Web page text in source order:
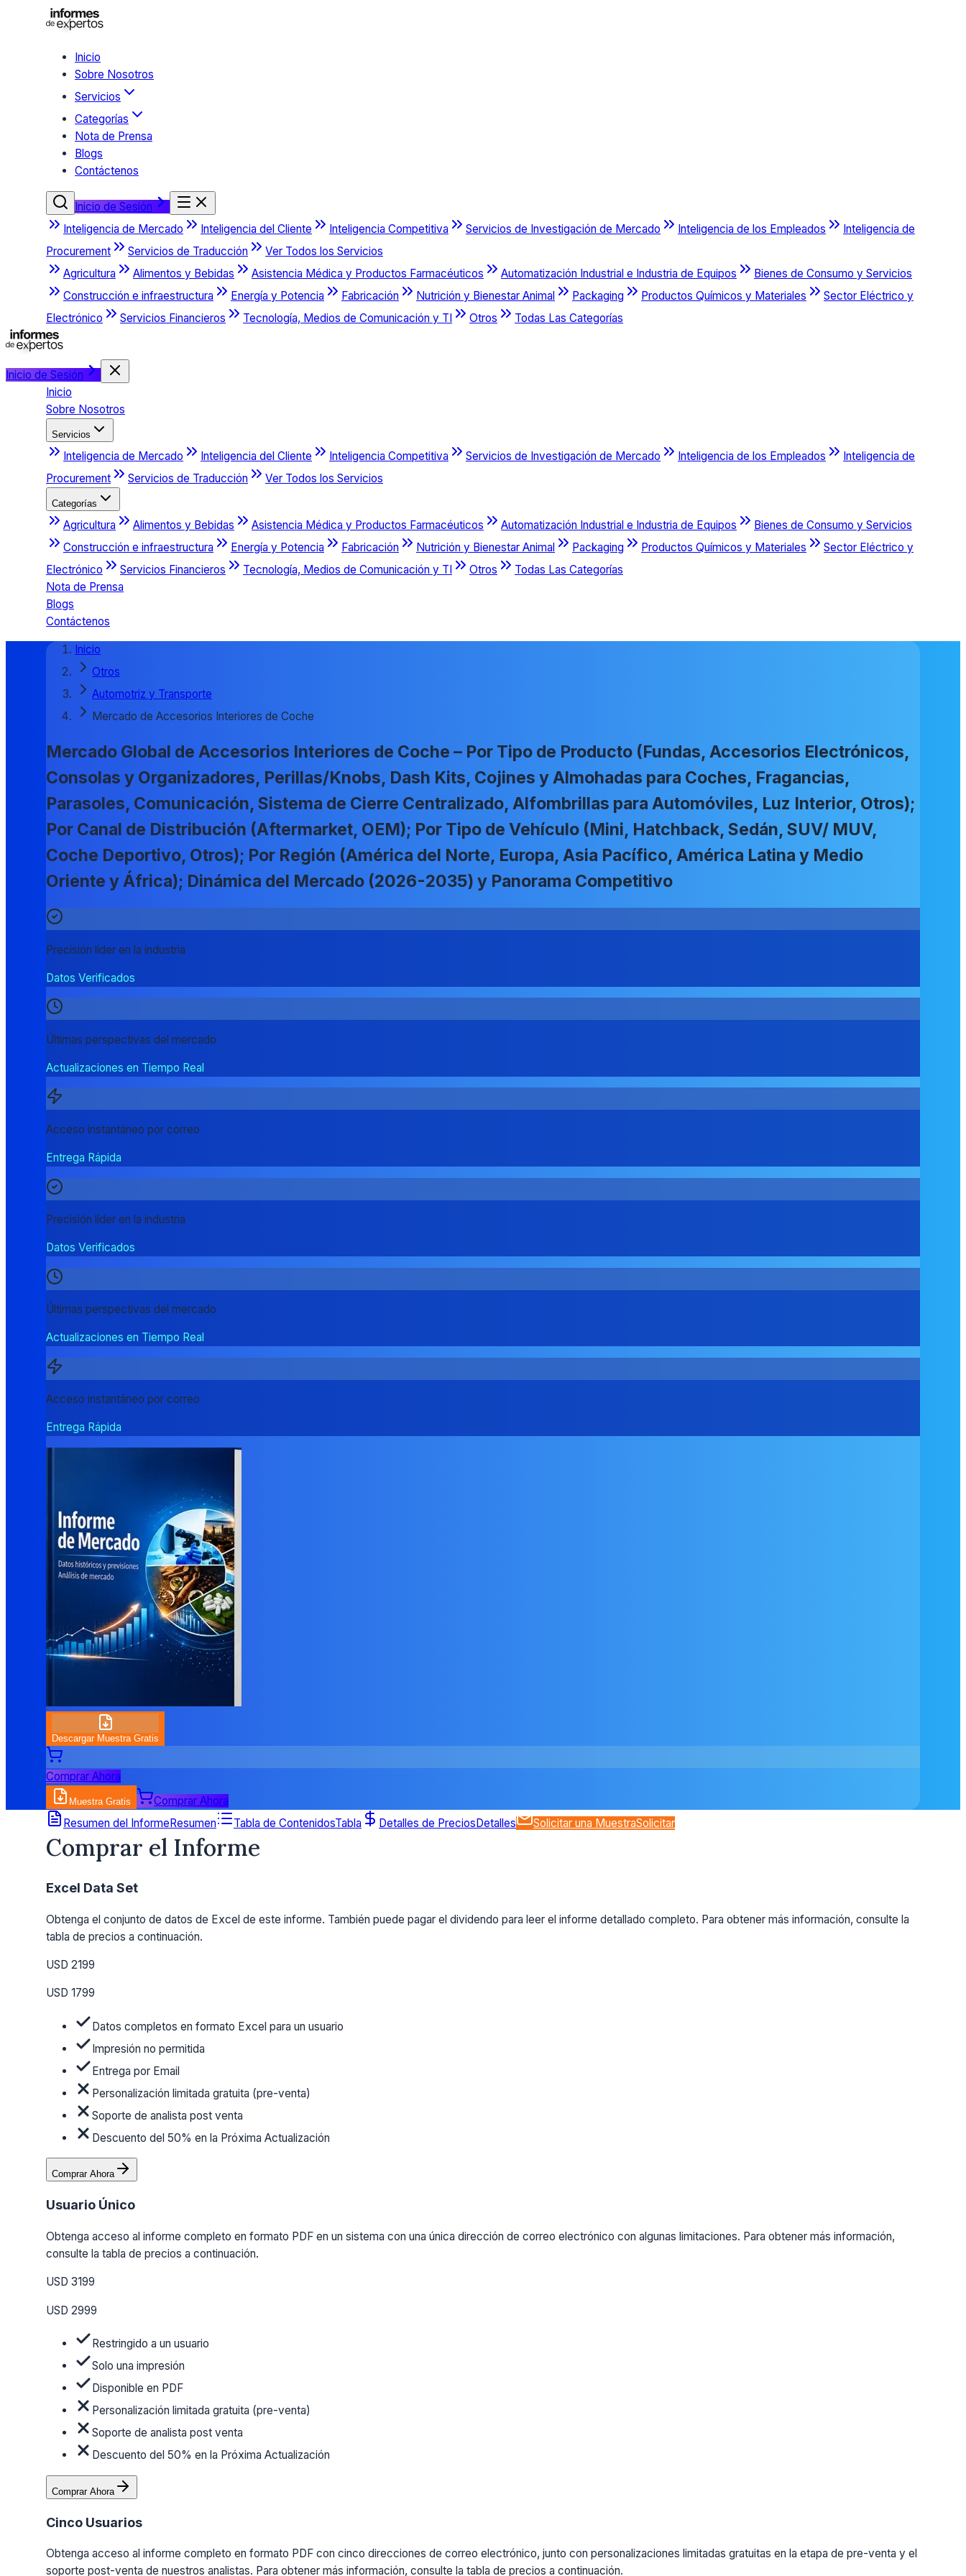
Inicio
Sobre Nosotros
Servicios
Categorías
Nota de Prensa
Blogs
Contáctenos
Inicio de Sesión
Inteligencia de Mercado
Inteligencia del Cliente Inteligencia Competitiva Servicios de Investigación de Mercado Inteligencia de los Empleados
Inteligencia de
Procurement
Servicios de Traducción
Ver Todos los Servicios
Agricultura
Alimentos y Bebidas Asistencia Médica y Productos Farmacéuticos Automatización Industrial e Industria de Equipos
Bienes de Consumo y Servicios
Construcción e infraestructura
Energía y Potencia Fabricación Nutrición y Bienestar Animal Packaging Productos Químicos y Materiales
Sector Eléctrico y
Electrónico
Servicios Financieros Tecnología, Medios de Comunicación y TI Otros Todas Las Categorías
Inicio de Sesión
Inicio
Sobre Nosotros
Servicios
Inteligencia de Mercado Inteligencia del Cliente Inteligencia Competitiva Servicios de Investigación de Mercado Inteligencia de los Empleados
Inteligencia de
Procurement
Servicios de Traducción Ver Todos los Servicios
Categorías
Agricultura Alimentos y Bebidas Asistencia Médica y Productos Farmacéuticos Automatización Industrial e Industria de Equipos
Bienes de Consumo y Servicios
Construcción e infraestructura
Energía y Potencia Fabricación Nutrición y Bienestar Animal Packaging Productos Químicos y Materiales
Sector Eléctrico y
Electrónico
Servicios Financieros Tecnología, Medios de Comunicación y TI Otros
Todas Las Categorías
Nota de Prensa
Blogs
Contáctenos
Inicio
Otros
Automotriz y Transporte
Mercado de Accesorios Interiores de Coche
Mercado Global de Accesorios Interiores de Coche – Por Tipo de Producto (Fundas, Accesorios Electrónicos,
Consolas y Organizadores, Perillas/Knobs, Dash Kits, Cojines y Almohadas para Coches, Fragancias,
Parasoles, Comunicación, Sistema de Cierre Centralizado, Alfombrillas para Automóviles, Luz Interior, Otros);
Por Canal de Distribución (Aftermarket, OEM); Por Tipo de Vehículo (Mini, Hatchback, Sedán, SUV/ MUV,
Coche Deportivo, Otros); Por Región (América del Norte, Europa, Asia Pacífico, América Latina y Medio
Oriente y África); Dinámica del Mercado (2026-2035) y Panorama Competitivo
Precisión líder en la industria
Datos Verificados
Últimas perspectivas del mercado
Actualizaciones en Tiempo Real
Acceso instantáneo por correo
Entrega Rápida
Precisión líder en la industria
Datos Verificados
Últimas perspectivas del mercado
Actualizaciones en Tiempo Real
Acceso instantáneo por correo
Entrega Rápida
Descargar Muestra Gratis
Comprar Ahora
Muestra Gratis Comprar Ahora
Detalles de Precios
Resumen del InformeResumen Tabla de ContenidosTabla Detalles de PreciosDetalles Solicitar una MuestraSolicitar
Comprar el Informe
Excel Data Set
Obtenga el conjunto de datos de Excel de este informe. También puede pagar el dividendo para leer el informe detallado completo. Para obtener más información, consulte la
tabla de precios a continuación.
USD 2199
USD 1799
Datos completos en formato Excel para un usuario
Impresión no permitida
Entrega por Email
Personalización limitada gratuita (pre-venta)
Soporte de analista post venta
Descuento del 50% en la Próxima Actualización
Comprar Ahora
Usuario Único
Obtenga acceso al informe completo en formato PDF en un sistema con una única dirección de correo electrónico con algunas limitaciones. Para obtener más información,
consulte la tabla de precios a continuación.
USD 3199
USD 2999
Restringido a un usuario
Solo una impresión
Disponible en PDF
Personalización limitada gratuita (pre-venta)
Soporte de analista post venta
Descuento del 50% en la Próxima Actualización
Comprar Ahora
Cinco Usuarios
Obtenga acceso al informe completo en formato PDF con cinco direcciones de correo electrónico, junto con personalizaciones limitadas gratuitas en la etapa de pre-venta y el
soporte post-venta de nuestros analistas. Para obtener más información, consulte la tabla de precios a continuación.